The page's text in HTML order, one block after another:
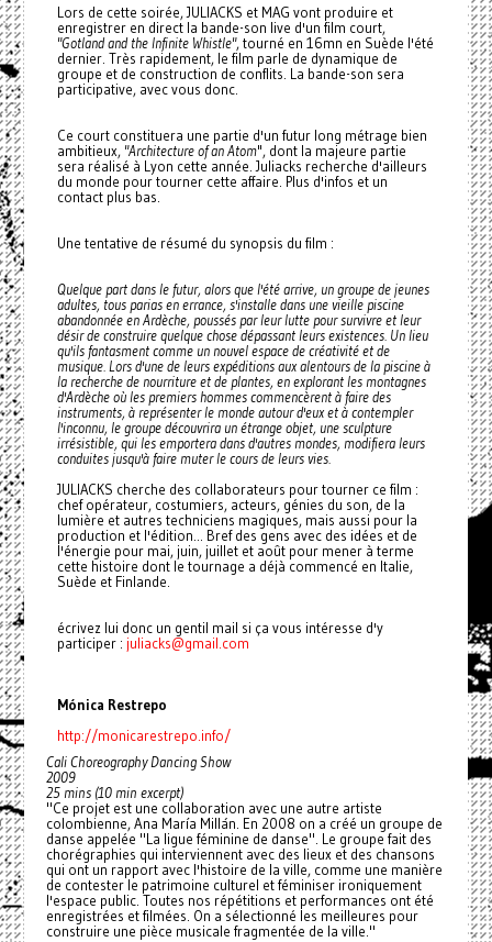
Lors de cette soirée, JULIACKS et MAG vont produire et
enregistrer en direct la bande-son live d'un film court,
"Gotland and the Infinite Whistle", tourné en 16mn en Suède l'été
dernier. Très rapidement, le film parle de dynamique de
groupe et de construction de conflits. La bande-son sera
participative, avec vous donc.
Ce court constituera une partie d'un futur long métrage bien
ambitieux, "Architecture of an Atom", dont la majeure partie
sera réalisé à Lyon cette année. Juliacks recherche d'ailleurs
du monde pour tourner cette affaire. Plus d'infos et un
contact plus bas.
Une tentative de résumé du synopsis du film :
Quelque part dans le futur, alors que l'été arrive, un groupe de jeunes
adultes, tous parias en errance, s'installe dans une vieille piscine
abandonnée en Ardèche, poussés par leur lutte pour survivre et leur
désir de construire quelque chose dépassant leurs existences. Un lieu
qu'ils fantasment comme un nouvel espace de créativité et de
musique. Lors d'une de leurs expéditions aux alentours de la piscine à
la recherche de nourriture et de plantes, en explorant les montagnes
d'Ardèche où les premiers hommes commencèrent à faire des
instruments, à représenter le monde autour d'eux et à contempler
l'inconnu, le groupe découvrira un étrange objet, une sculpture
irrésistible, qui les emportera dans d'autres mondes, modifiera leurs
conduites jusqu'à faire muter le cours de leurs vies.
JULIACKS cherche des collaborateurs pour tourner ce film :
chef opérateur, costumiers, acteurs, génies du son, de la
lumière et autres techniciens magiques, mais aussi pour la
production et l'édition... Bref des gens avec des idées et de
l'énergie pour mai, juin, juillet et août pour mener à terme
cette histoire dont le tournage a déjà commencé en Italie,
Suède et Finlande.
écrivez lui donc un gentil mail si ça vous intéresse d'y
participer : juliacks@gmail.com
Mónica Restrepo
http://monicarestrepo.info/
Cali Choreography Dancing Show
2009
25 mins (10 min excerpt)
"Ce projet est une collaboration avec une autre artiste
colombienne, Ana María Millán. En 2008 on a créé un groupe de
danse appelée "La ligue féminine de danse". Le groupe fait des
chorégraphies qui interviennent avec des lieux et des chansons
qui ont un rapport avec l'histoire de la ville, comme une manière
de contester le patrimoine culturel et féminiser ironiquement
l'espace public. Toutes nos répétitions et performances ont été
enregistrées et filmées. On a sélectionné les meilleures pour
construire une pièce musicale fragmentée de la ville."